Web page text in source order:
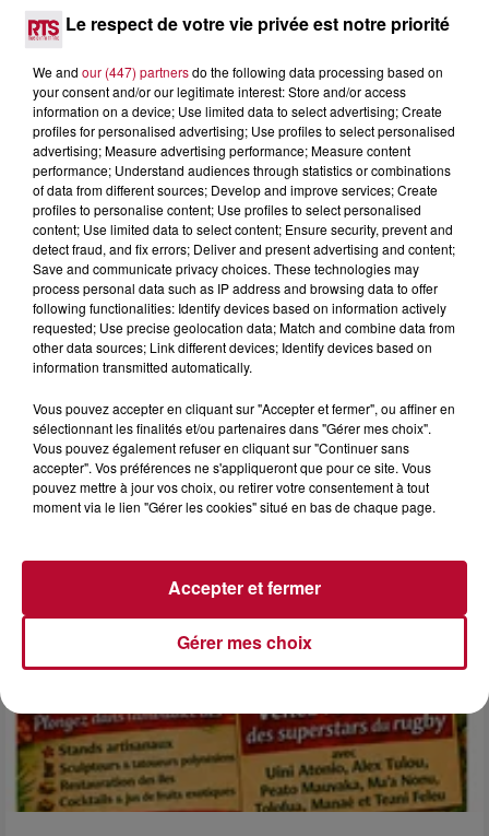
DINER CONCERT À LA MJC DE MARSEILLAN
6 août 2026
LES ARÈNES CES 3...
Après un franc succès l'été dernier, le spectacle « Le Rêve
du gladiateur » revient illuminer l'amphithéâtre romain les 6,
7 et 8 août. Une fresque nocturne...
Le respect de votre vie privée est notre priorité
We and our (447) partnersdo the following data processing based on
your consent and/or our legitimate interest: Store and/or access
information on a device; Use limited data to select advertising; Create
profiles for personalised advertising; Use profiles to select personalised
advertising; Measure advertising performance; Measure content
performance; Understand audiences through statistics or combinations
of data from different sources; Develop and improve services; Create
profiles to personalise content; Use profiles to select personalised
content; Use limited data to select content; Ensure security, prevent and
detect fraud, and fix errors; Deliver and present advertising and content;
Save and communicate privacy choices. These technologies may
process personal data such as IP address and browsing data to offer
following functionalities: Identify devices based on information actively
requested; Use precise geolocation data; Match and combine data from
other data sources; Link different devices; Identify devices based on
information transmitted automatically.
Vous pouvez accepter en cliquant sur "Accepter et fermer", ou affiner en
sélectionnant les finalités et/ou partenaires dans "Gérer mes choix".
Vous pouvez également refuser en cliquant sur "Continuer sans
accepter". Vos préférences ne s'appliqueront que pour ce site. Vous
pouvez mettre à jour vos choix, ou retirer votre consentement à tout
moment via le lien "Gérer les cookies" situé en bas de chaque page.
Gérer mes choix
Accepter et fermer